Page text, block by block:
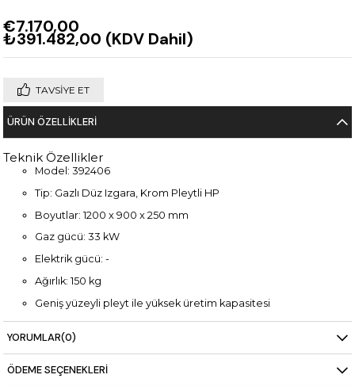
€7.170,00
₺391.482,00 (KDV Dahil)
TAVSIYE ET
ÜRÜN ÖZELLIKLERI
Teknik Özellikler
Model: 392406
Tip: Gazlı Düz Izgara, Krom Pleytli HP
Boyutlar: 1200 x 900 x 250 mm
Gaz gücü: 33 kW
Elektrik gücü: -
Ağırlık: 150 kg
Geniş yüzeyli pleyt ile yüksek üretim kapasitesi
Dayanıklı krom kaplama yüzey
YORUMLAR(0)
ÖDEME SEÇENEKLERI